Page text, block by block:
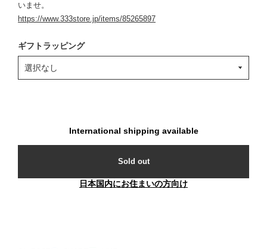
いませ。
https://www.333store.jp/items/85265897
ギフトラッピング
International shipping available
Sold out
日本国内にお住まいの方向け